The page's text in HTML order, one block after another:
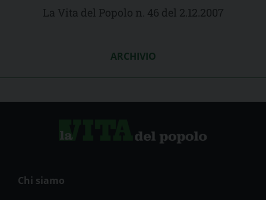
La Vita del Popolo n. 46 del 2.12.2007
ARCHIVIO
Chi siamo